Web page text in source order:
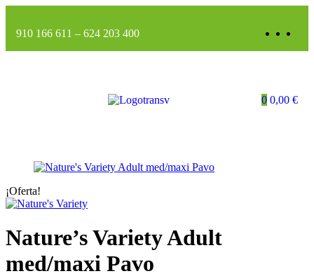
910 166 611 – 624 203 400
0 0,00 €
¡Oferta!
Nature’s Variety Adult
med/maxi Pavo